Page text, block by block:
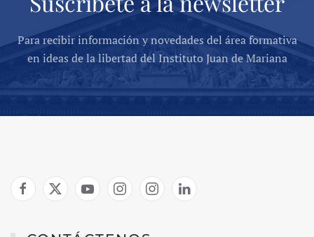
Para recibir información y novedades del área formativa
en ideas de la libertad del Instituto Juan de Mariana